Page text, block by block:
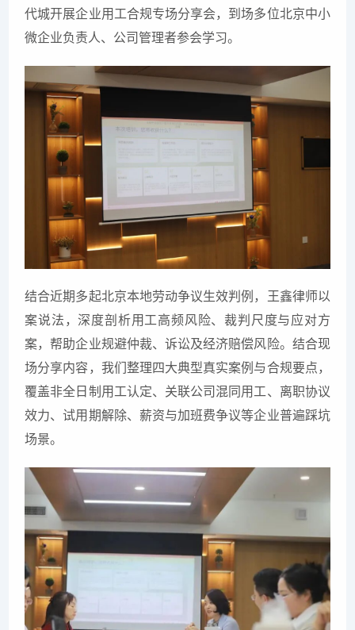
代城开展企业用工合规专场分享会，到场多位北京中小
微企业负责人、公司管理者参会学习。
结合近期多起北京本地劳动争议生效判例，王鑫律师以
案说法，深度剖析用工高频风险、裁判尺度与应对方
案，帮助企业规避仲裁、诉讼及经济赔偿风险。结合现
场分享内容，我们整理四大典型真实案例与合规要点，
覆盖非全日制用工认定、关联公司混同用工、离职协议
效力、试用期解除、薪资与加班费争议等企业普遍踩坑
场景。